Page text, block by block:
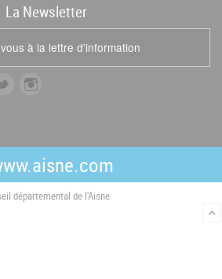
La Newsletter
à la lettre d'information
a
g
r
a
départemental de l'Aisne